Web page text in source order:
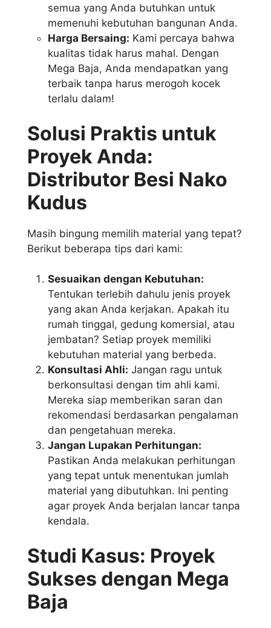
semua yang Anda butuhkan untuk
memenuhi kebutuhan bangunan Anda.
Harga Bersaing: Kami percaya bahwa
kualitas tidak harus mahal. Dengan
Mega Baja, Anda mendapatkan yang
terbaik tanpa harus merogoh kocek
terlalu dalam!
Solusi Praktis untuk
Proyek Anda:
Distributor Besi Nako
Kudus
Masih bingung memilih material yang tepat?
Berikut beberapa tips dari kami:
Sesuaikan dengan Kebutuhan:
Tentukan terlebih dahulu jenis proyek
yang akan Anda kerjakan. Apakah itu
rumah tinggal, gedung komersial, atau
jembatan? Setiap proyek memiliki
kebutuhan material yang berbeda.
Konsultasi Ahli: Jangan ragu untuk
berkonsultasi dengan tim ahli kami.
Mereka siap memberikan saran dan
rekomendasi berdasarkan pengalaman
dan pengetahuan mereka.
Jangan Lupakan Perhitungan:
Pastikan Anda melakukan perhitungan
yang tepat untuk menentukan jumlah
material yang dibutuhkan. Ini penting
agar proyek Anda berjalan lancar tanpa
kendala.
Studi Kasus: Proyek
Sukses dengan Mega
Baja